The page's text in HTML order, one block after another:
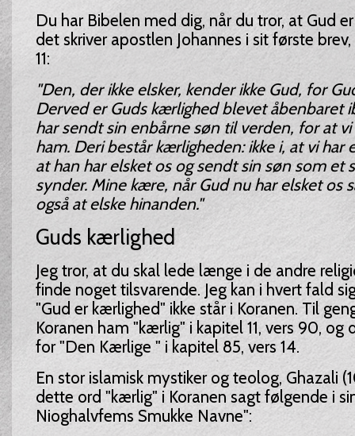
Du har Bibelen med dig, når du tror, at Gud
det skriver apostlen Johannes i sit første
11:
"Den, der ikke elsker, kender ikke Gud, for
Derved er Guds kærlighed blevet åbenbaret
har sendt sin enbårne søn til verden, for at vi
ham. Deri består kærligheden: ikke i, at vi har
at han har elsket os og sendt sin søn som et
synder. Mine kære, når Gud nu har elsket os
også at elske hinanden."
Guds kærlighed
Jeg tror, at du skal lede længe i de andre
finde noget tilsvarende. Jeg kan i hvert fald
"Gud er kærlighed" ikke står i Koranen. Til
Koranen ham "kærlig" i kapitel 11, vers 90, og
for "Den Kærlige " i kapitel 85, vers 14.
En stor islamisk mystiker og teolog, Ghazali
dette ord "kærlig" i Koranen sagt følgende i
Nioghalvfems Smukke Navne":